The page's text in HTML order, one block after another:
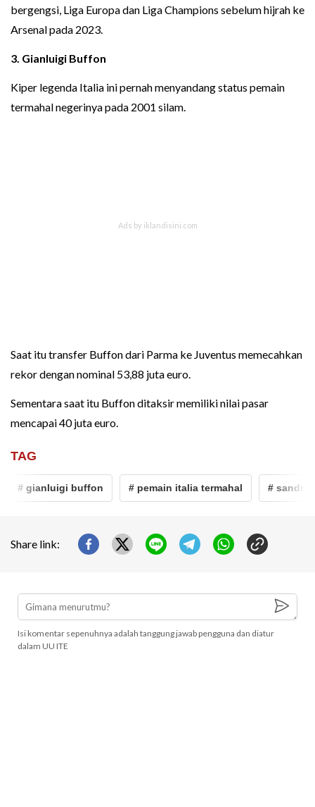
bergengsi, Liga Europa dan Liga Champions sebelum hijrah ke
Arsenal pada 2023.
3. Gianluigi Buffon
Kiper legenda Italia ini pernah menyandang status pemain
termahal negerinya pada 2001 silam.
Saat itu transfer Buffon dari Parma ke Juventus memecahkan
rekor dengan nominal 53,88 juta euro.
Sementara saat itu Buffon ditaksir memiliki nilai pasar
mencapai 40 juta euro.
TAG
# gianluigi buffon # pemain italia termahal # sandro
Share link:
Isi komentar sepenuhnya adalah tanggung jawab pengguna dan diatur
dalam UU ITE